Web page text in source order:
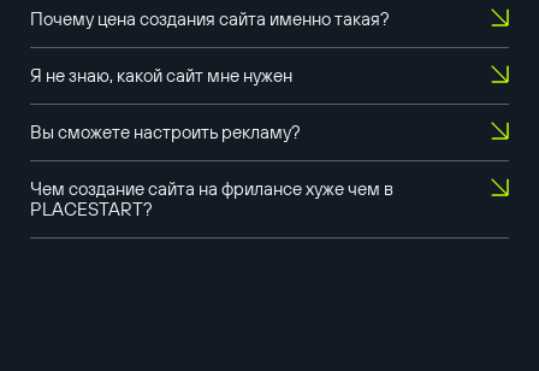
Почему цена создания сайта именно такая?
Я не знаю, какой сайт мне нужен
Вы сможете настроить рекламу?
Чем создание сайта на фрилансе хуже чем в
PLACESTART?